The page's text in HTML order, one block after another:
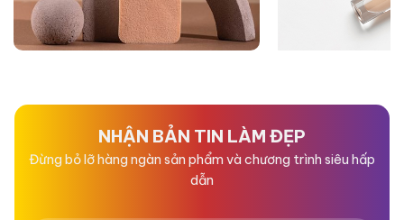
NHẬN BẢN TIN LÀM ĐẸP
Đừng bỏ lỡ hàng ngàn sản phẩm và chương trình siêu hấp
dẫn